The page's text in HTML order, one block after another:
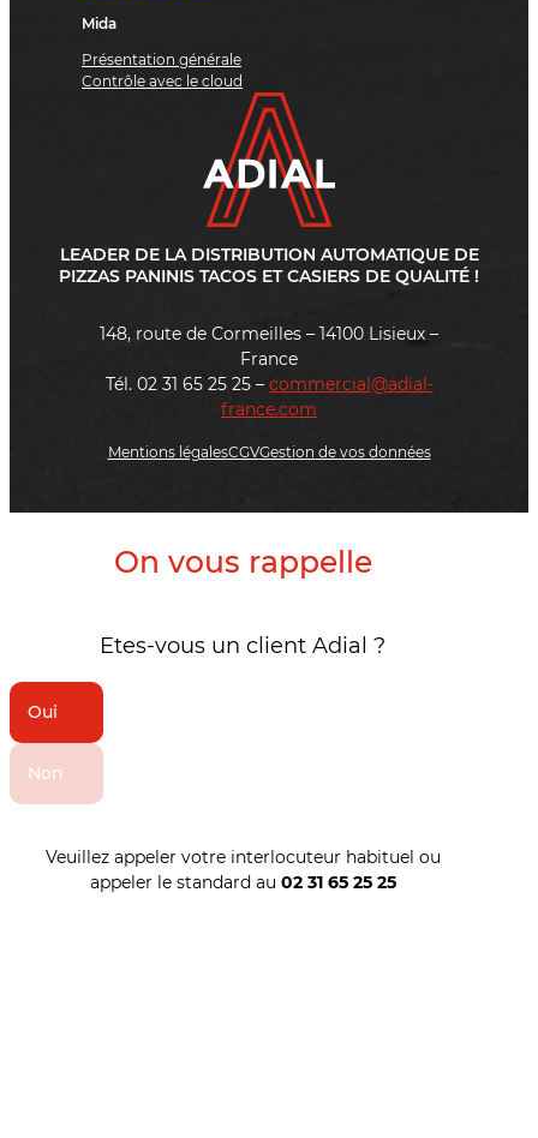
Mida
Présentation générale
Contrôle avec le cloud
LEADER DE LA DISTRIBUTION AUTOMATIQUE DE
PIZZAS PANINIS TACOS ET CASIERS DE QUALITÉ !
148, route de Cormeilles – 14100 Lisieux –
France
Tél. 02 31 65 25 25 – commercial@adial-
france.com
Mentions légalesCGVGestion de vos données
On vous rappelle
Etes-vous un client Adial ?
Oui
Non
Veuillez appeler votre interlocuteur habituel ou
appeler le standard au 02 31 65 25 25